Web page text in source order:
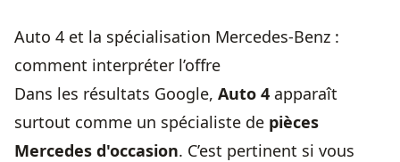
Auto 4 et la spécialisation Mercedes-Benz :
comment interpréter l’offre
Dans les résultats Google, Auto 4 apparaît
surtout comme un spécialiste de pièces
Mercedes d'occasion. C’est pertinent si vous